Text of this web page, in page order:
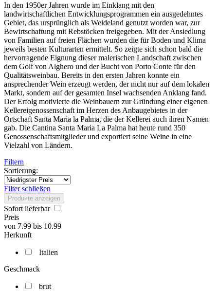
In den 1950er Jahren wurde im Einklang mit den
landwirtschaftlichen Entwicklungsprogrammen ein ausgedehntes
Gebiet, das ursprünglich als Weideland genutzt worden war, zur
Bewirtschaftung mit Rebstöcken freigegeben. Mit der Ansiedlung
von Familien auf freien Flächen wurden die für Boden und Klima
jeweils besten Kulturarten ermittelt. So zeigte sich schon bald die
hervorragende Eignung dieser malerischen Landschaft zwischen
dem Golf von Alghero und der Bucht von Porto Conte für den
Qualitätsweinbau. Bereits in den ersten Jahren konnte ein
ansprechender Wein erzeugt werden, der nicht nur auf dem lokalen
Markt, sondern auf der gesamten Insel wachsenden Anklang fand.
Der Erfolg motivierte die Weinbauern zur Gründung einer eigenen
Kellereigenossenschaft im Herzen des Anbaugebietes in der
Ortschaft Santa Maria la Palma, die der Kellerei auch ihren Namen
gab. Die Cantina Santa Maria La Palma hat heute rund 350
Genossenschaftsmitglieder und exportiert seine Weine in eine
Vielzahl von Ländern.
Filtern
Sortierung:
Filter schließen
Produkte anzeigen
Sofort lieferbar
Preis
von 7.99 bis 10.99
Herkunft
Italien
Geschmack
brut